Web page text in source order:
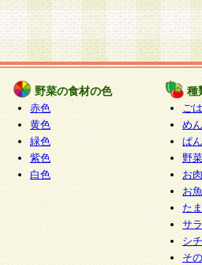
野菜の食材の色
赤色
黄色
緑色
紫色
白色
種
ご
めん
ぱん
野
お
お
た
サ
シ
そ